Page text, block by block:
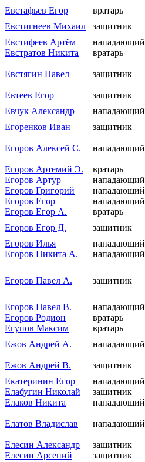
Евстафьев Егор
вратарь
Евстигнеев Михаил
защитник
Евстифеев Артём
нападающий
Евстратов Никита
вратарь
Евстягин Павел защитник
Евтеев Егор
защитник
Евчук Александр
нападающий
Егоренков Иван
защитник
Егоров Алексей С. нападающий
Егоров Артемий Э.
вратарь
Егоров Артур
нападающий
Егоров Григорий
нападающий
Егоров Егор
нападающий
Егоров Егор А.
вратарь
Егоров Егор Д.
защитник
Егоров Илья
нападающий
Егоров Никита А.
нападающий
Егоров Павел А. защитник
Егоров Павел В.
нападающий
Егоров Родион
вратарь
Егупов Максим
вратарь
Ежов Андрей А.
нападающий
Ежов Андрей В.
защитник
Екатеринин Егор
нападающий
Елабугин Николай
защитник
Елаков Никита
нападающий
Елатов Владислав нападающий
Елесин Александр
защитник
Елесин Арсений
защитник